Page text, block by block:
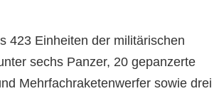
423 Einheiten der militärischen
sechs Panzer, 20 gepanzerte
Mehrfachraketenwerfer sowie drei